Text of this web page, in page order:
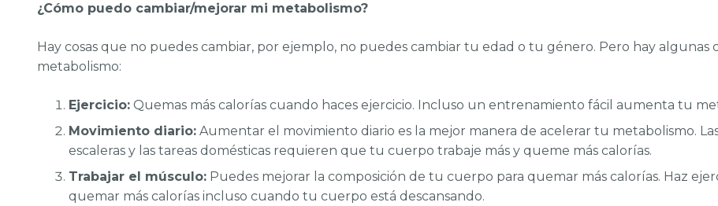
¿Cómo puedo cambiar/mejorar mi metabolismo?
Hay cosas que no puedes cambiar, por ejemplo, no puedes cambiar tu edad o tu género. Pero hay
metabolismo:
Ejercicio: Quemas más calorías cuando haces ejercicio. Incluso un entrenamiento fácil aumenta tu
Movimiento diario: Aumentar el movimiento diario es la mejor manera de acelerar tu metabolismo.
escaleras y las tareas domésticas requieren que tu cuerpo trabaje más y queme más calorías.
Trabajar el músculo: Puedes mejorar la composición de tu cuerpo para quemar más calorías. Haz
quemar más calorías incluso cuando tu cuerpo está descansando.